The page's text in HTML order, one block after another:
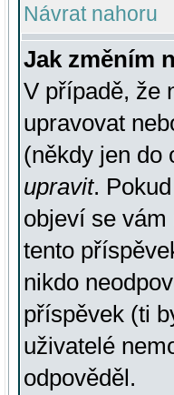
Návrat nahoru
Jak změním
V případě, že
upravovat
(někdy jen do
upravit.
objeví se
tento
nikdo
příspěvek (ti
uživatelé
odpověděl.